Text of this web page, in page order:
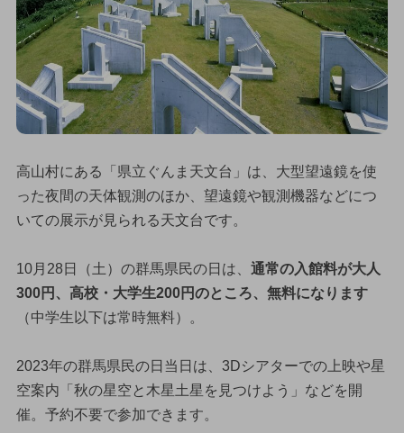
高山村にある「県立ぐんま天文台」は、大型望遠鏡を使
った夜間の天体観測のほか、望遠鏡や観測機器などにつ
いての展示が見られる天文台です。
10月28日（土）の群馬県民の日は、 通常の入館料が大人
300円、高校・大学生200円のところ、無料になります
（中学生以下は常時無料）。
2023年の群馬県民の日当日は、3Dシアターでの上映や星
空案内「秋の星空と木星土星を見つけよう」などを開
催。予約不要で参加できます。